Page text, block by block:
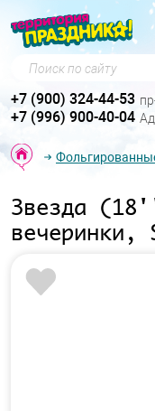
Поиск по сайту
+7 (900) 324-44-53
+7 (996) 900-40-04
Звезда